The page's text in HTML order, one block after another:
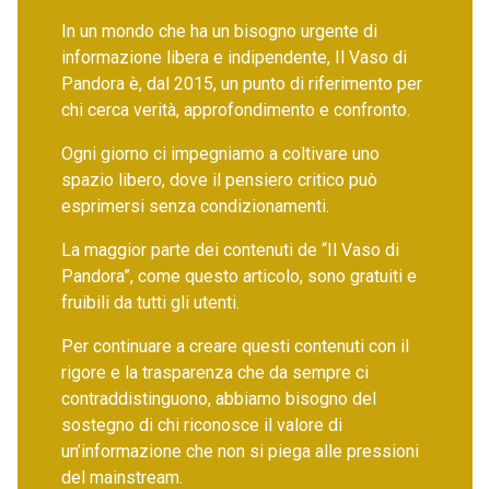
In un mondo che ha un bisogno urgente di
informazione libera e indipendente, Il Vaso di
Pandora è, dal 2015, un punto di riferimento per
chi cerca verità, approfondimento e confronto.
Ogni giorno ci impegniamo a coltivare uno
spazio libero, dove il pensiero critico può
esprimersi senza condizionamenti.
La maggior parte dei contenuti de “Il Vaso di
Pandora”, come questo articolo, sono gratuiti e
fruibili da tutti gli utenti.
Per continuare a creare questi contenuti con il
rigore e la trasparenza che da sempre ci
contraddistinguono, abbiamo bisogno del
sostegno di chi riconosce il valore di
un’informazione che non si piega alle pressioni
del mainstream.